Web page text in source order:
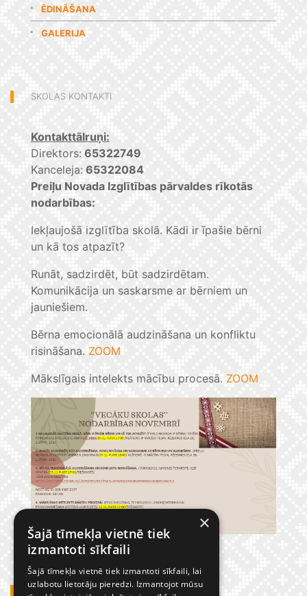
ĒDINĀŠANA
GALERIJA
SKOLAS KONTAKTI
Kontakttālruņi:
Direktors: 65322749
Kanceleja: 65322084
Preiļu Novada Izglītības pārvaldes rīkotās
nodarbības:
Iekļaujošā izglītība skolā. Kādi ir īpašie bērni
un kā tos atpazīt?
Runāt, sadzirdēt, būt sadzirdētam.
Komunikācija un saskarsme ar bērniem un
jauniešiem.
Bērna emocionālā audzināšana un konfliktu
risināšana. ZOOM
Mākslīgais intelekts mācību procesā. ZOOM
GADĪJUMBILDES
×
Šajā tīmekļa vietnē tiek
izmantoti sīkfaili
Šajā tīmekļa vietnē tiek izmantoti sīkfaili, lai
uzlabotu lietotāju pieredzi. Izmantojot mūsu